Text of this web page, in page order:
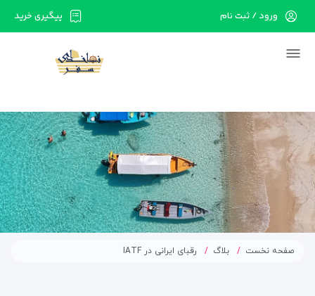
در حال حاضر ارتباط با سرور قطع می باشد لطفا
پیگیری خرید ورود / ثبت نام
صفحه نخست بلاگ رقبای ایرانی در IATF